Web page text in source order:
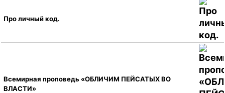
Про личный код.
Всемирная проповедь «ОБЛИЧИМ ПЕЙСАТЫХ ВО
ВЛАСТИ»